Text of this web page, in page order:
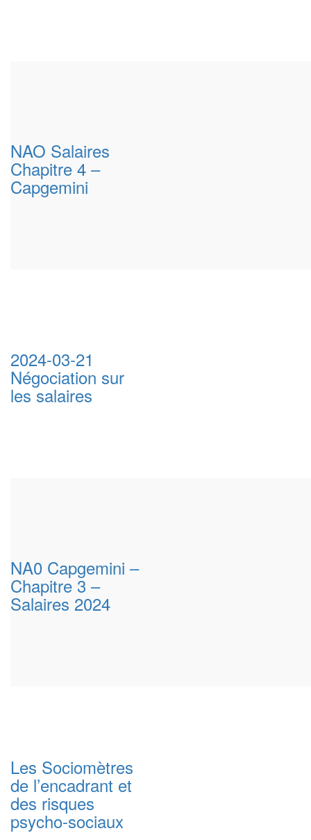
NAO Salaires
Chapitre 4 –
Capgemini
2024-03-21
Négociation sur
les salaires
NA0 Capgemini –
Chapitre 3 –
Salaires 2024
Les Sociomètres
de l’encadrant et
des risques
psycho-sociaux